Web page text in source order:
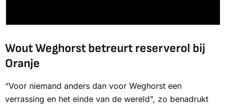
Wout Weghorst betreurt reserverol bij
Oranje
“Voor niemand anders dan voor Weghorst een
verrassing en het einde van de wereld", zo benadrukt